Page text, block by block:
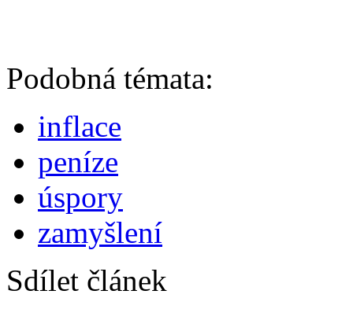
Podobná témata:
inflace
peníze
úspory
zamyšlení
Sdílet článek